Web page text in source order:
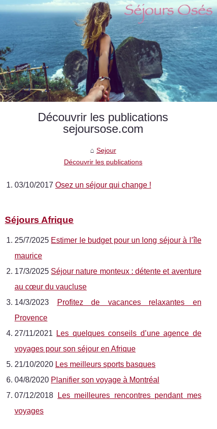
Découvrir les publications
sejoursose.com
Sejour
Découvrir les publications
03/10/2017 Osez un séjour qui change !
Séjours Afrique
25/7/2025 Estimer le budget pour un long séjour à l’île
maurice
17/3/2025 Séjour nature monteux : détente et aventure
au cœur du vaucluse
14/3/2023
Profitez de vacances relaxantes en
Provence
27/11/2021
Les quelques conseils d’une agence de
voyages pour son séjour en Afrique
21/10/2020 Les meilleurs sports basques
04/8/2020 Planifier son voyage à Montréal
07/12/2018
Les meilleures rencontres pendant mes
voyages